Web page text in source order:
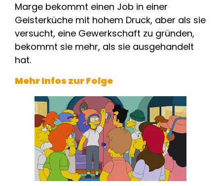
Marge bekommt einen Job in einer
Geisterküche mit hohem Druck, aber als sie
versucht, eine Gewerkschaft zu gründen,
bekommt sie mehr, als sie ausgehandelt
hat.
Mehr Infos zur Folge